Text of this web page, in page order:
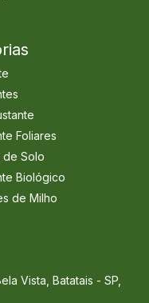
Foliares
de Solo
Biológico
de Milho
Vista, Batatais - SP,